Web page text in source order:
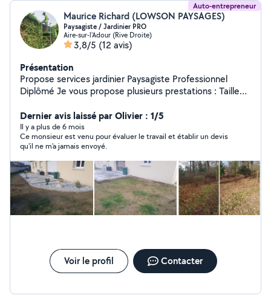
Auto-entrepreneur
Maurice Richard (LOWSON PAYSAGES)
Paysagiste / Jardinier PRO
Aire-sur-l'Adour (Rive Droite)
3,8/5 (12 avis)
Présentation
Propose services jardinier Paysagiste Professionnel
Diplômé Je vous propose plusieurs prestations : Taille
Végétaux Taille des Arbres Fruitiers Tonte à L'année
Évacuation des déchets ECT..... pour plus d'informations
veuillez me contacter en privé sur allovoisins Ou sur
Google Lowson Paysage 07-71-58-43-93 .
Dernier avis laissé par Olivier : 1/5
Il y a plus de 6 mois
Ce monsieur est venu pour évaluer le travail et établir un devis
qu'il ne m'a jamais envoyé.
Voir le profil Contacter